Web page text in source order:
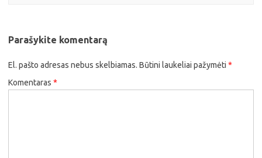
Parašykite komentarą
El. pašto adresas nebus skelbiamas. Būtini laukeliai pažymėti *
Komentaras *